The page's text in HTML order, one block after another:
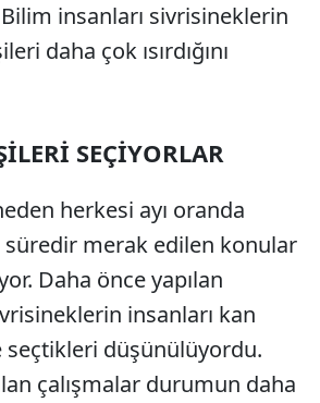
Bilim insanları sivrisineklerin
daha çok ısırdığını
SEÇİYORLAR
herkesi ayı oranda
süredir merak edilen konular
Daha önce yapılan
insanları kan
seçtikleri düşünülüyordu.
çalışmalar durumun daha